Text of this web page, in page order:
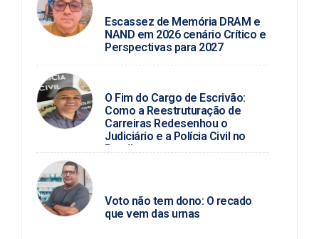
Escassez de Memória DRAM e
NAND em 2026 cenário Crítico e
Perspectivas para 2027
O Fim do Cargo de Escrivão:
Como a Reestruturação de
Carreiras Redesenhou o
Judiciário e a Polícia Civil no
Brasil
Voto não tem dono: O recado
que vem das urnas